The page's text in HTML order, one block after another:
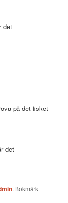
det
på det fisket
det
. Bokmärk